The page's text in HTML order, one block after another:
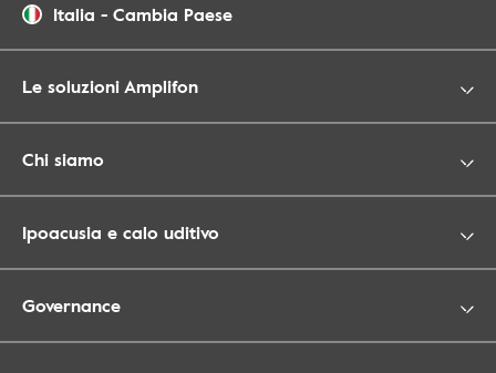
Italia - Cambia Paese
Le soluzioni Amplifon
Chi siamo
Ipoacusia e calo uditivo
Governance